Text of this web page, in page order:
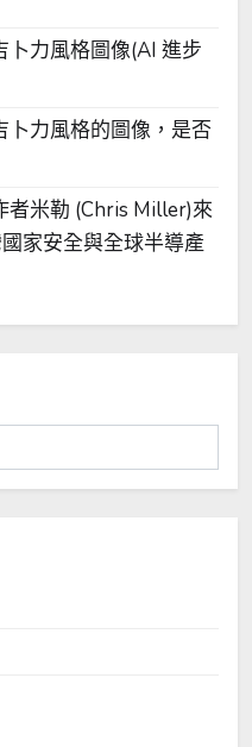
力風格圖像(AI 進步
力風格的圖像，是否
米勒 (Chris Miller)來
家安全與全球半導產